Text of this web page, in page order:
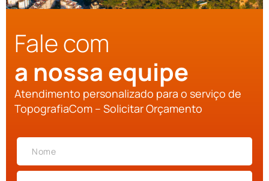
Fale com
a nossa equipe
Atendimento personalizado para o serviço de
TopografiaCom – Solicitar Orçamento